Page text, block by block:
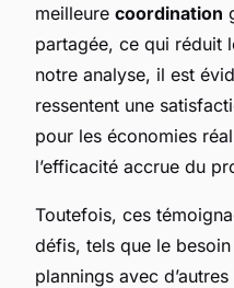
meilleure coordination
partagée, ce qui réduit
notre analyse, il est
ressentent une
pour les économies
l’efficacité accrue du
Toutefois, ces
défis, tels que le
plannings avec